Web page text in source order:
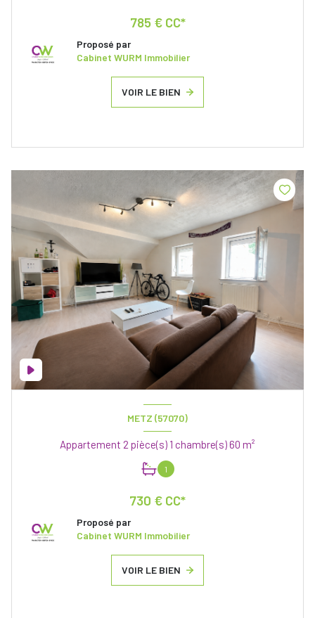
785 € CC*
Proposé par
Cabinet WURM Immobilier
VOIR LE BIEN
METZ (57070)
Appartement 2 pièce(s) 1 chambre(s) 60 m²
1
730 € CC*
Proposé par
Cabinet WURM Immobilier
VOIR LE BIEN